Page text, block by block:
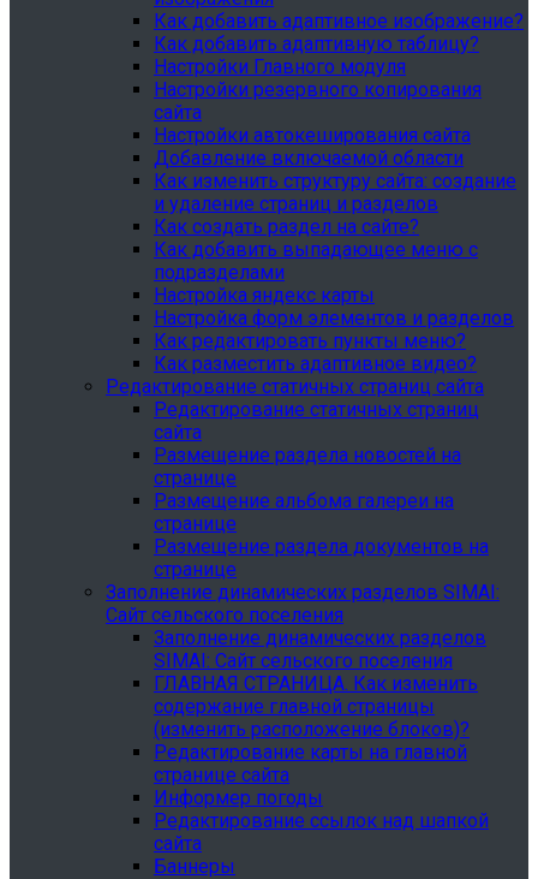
Как добавить адаптивное изображение?
Как добавить адаптивную таблицу?
Настройки Главного модуля
Настройки резервного копирования
сайта
Настройки автокеширования сайта
Добавление включаемой области
Как изменить структуру сайта: создание
и удаление страниц и разделов
Как создать раздел на сайте?
Как добавить выпадающее меню с
подразделами
Настройка яндекс карты
Настройка форм элементов и разделов
Как редактировать пункты меню?
Как разместить адаптивное видео?
Редактирование статичных страниц сайта
Редактирование статичных страниц
сайта
Размещение раздела новостей на
странице
Размещение альбома галереи на
странице
Размещение раздела документов на
странице
Заполнение динамических разделов SIMAI:
Сайт сельского поселения
Заполнение динамических разделов
SIMAI: Сайт сельского поселения
ГЛАВНАЯ СТРАНИЦА. Как изменить
содержание главной страницы
(изменить расположение блоков)?
Редактирование карты на главной
странице сайта
Информер погоды
Редактирование ссылок над шапкой
сайта
Баннеры